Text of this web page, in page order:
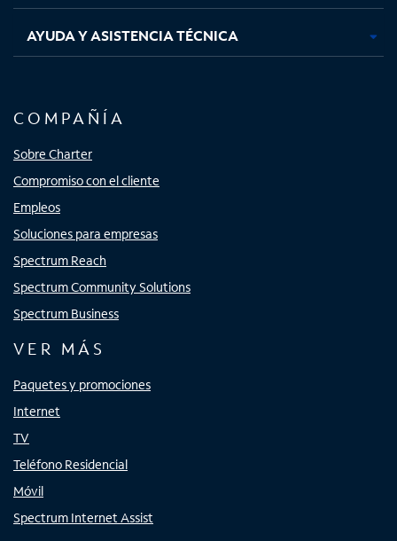
AYUDA Y ASISTENCIA TÉCNICA
COMPAÑÍA
Sobre Charter
Compromiso con el cliente
Empleos
Soluciones para empresas
Spectrum Reach
Spectrum Community Solutions
Spectrum Business
VER MÁS
Paquetes y promociones
Internet
TV
Teléfono Residencial
Móvil
Spectrum Internet Assist